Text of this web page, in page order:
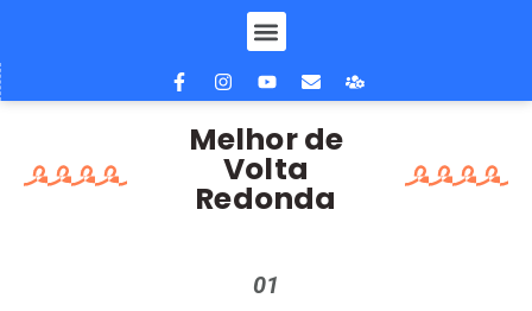
Melhor de
Volta
Redonda
01